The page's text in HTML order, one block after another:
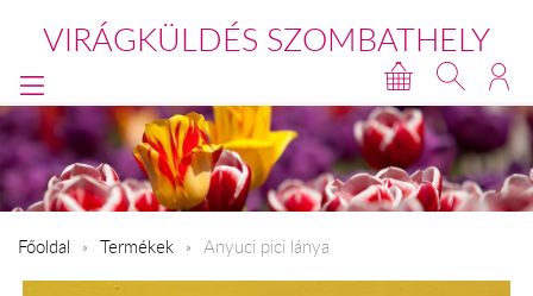
VIRÁGKÜLDÉS SZOMBATHELY
Főoldal Termékek Anyuci pici lánya